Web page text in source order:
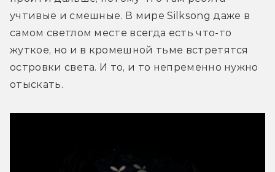
учтивые и смешные. В мире Silksong даже в
самом светлом месте всегда есть что-то
жуткое, но и в кромешной тьме встретятся
островки света. И то, и то непременно нужно
отыскать.